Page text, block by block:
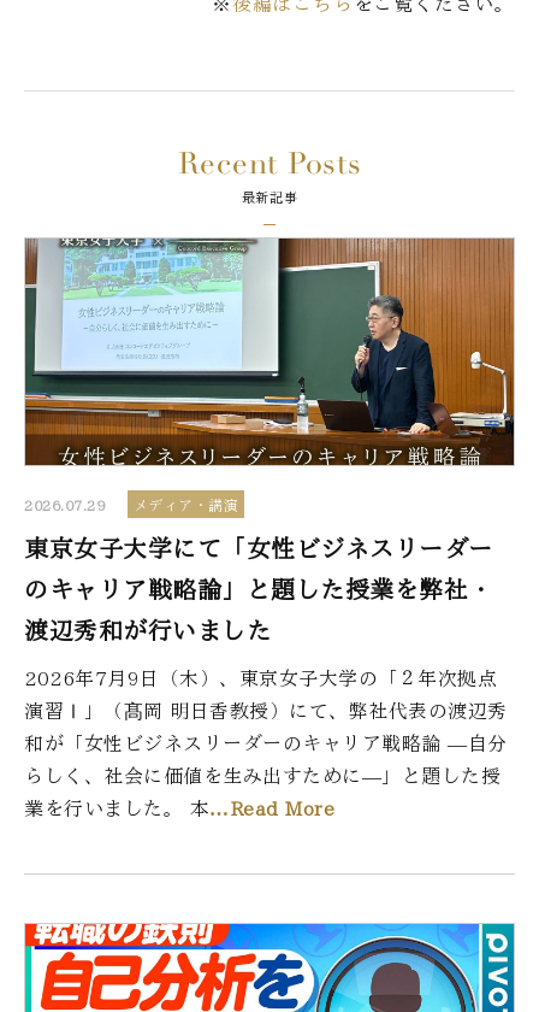
Recent Posts
最新記事
2026.07.29 メディア・講演
東京女子大学にて「女性ビジネスリーダー
のキャリア戦略論」と題した授業を弊社・
渡辺秀和が行いました
2026年7月9日（木）、東京女子大学の「２年次拠点
演習Ⅰ」（髙岡 明日香教授）にて、弊社代表の渡辺秀
和が「女性ビジネスリーダーのキャリア戦略論 ―自分
らしく、社会に価値を生み出すために―」と題した授
業を行いました。 本…Read More